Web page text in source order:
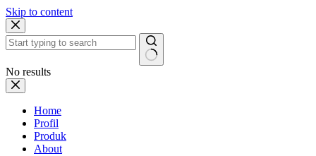
Skip to content
No results
Home
Profil
Produk
About